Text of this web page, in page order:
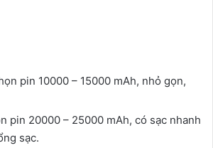
pin 10000 – 15000 mAh, nhỏ gọn,
pin 20000 – 25000 mAh, có sạc nhanh
sạc.